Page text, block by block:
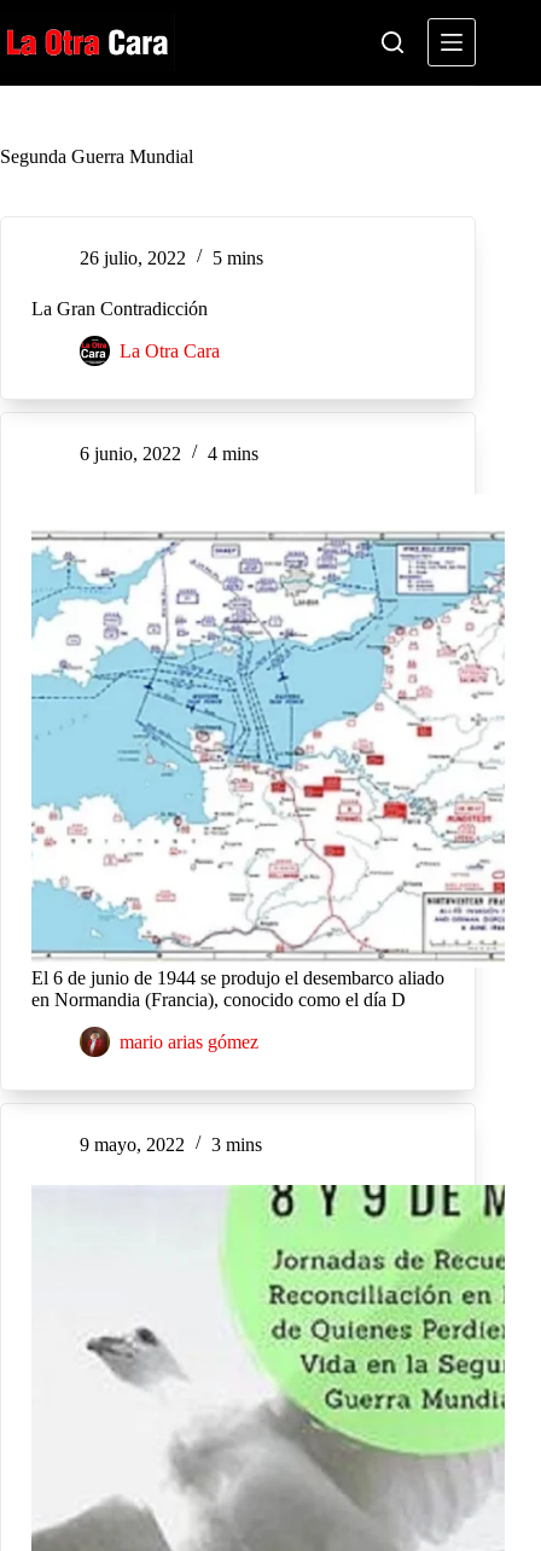
al
contenido
Segunda Guerra Mundial
26 julio, 2022 5 mins
La Gran Contradicción
La Otra Cara
6 junio, 2022 4 mins
El 6 de junio de 1944 se produjo el desembarco aliado
en Normandia (Francia), conocido como el día D
mario arias gómez
9 mayo, 2022 3 mins